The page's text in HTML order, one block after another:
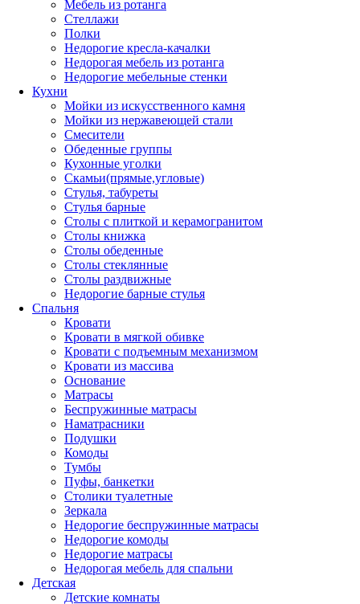
Мебель из ротанга
Стеллажи
Полки
Недорогие кресла-качалки
Недорогая мебель из ротанга
Недорогие мебельные стенки
Кухни
Мойки из искусственного камня
Мойки из нержавеющей стали
Смесители
Обеденные группы
Кухонные уголки
Скамьи(прямые,угловые)
Стулья, табуреты
Стулья барные
Столы с плиткой и керамогранитом
Столы книжка
Столы обеденные
Столы стеклянные
Столы раздвижные
Недорогие барные стулья
Спальня
Кровати
Кровати в мягкой обивке
Кровати с подъемным механизмом
Кровати из массива
Основание
Матрасы
Беспружинные матрасы
Наматрасники
Подушки
Комоды
Тумбы
Пуфы, банкетки
Столики туалетные
Зеркала
Недорогие беспружинные матрасы
Недорогие комоды
Недорогие матрасы
Недорогая мебель для спальни
Детская
Детские комнаты